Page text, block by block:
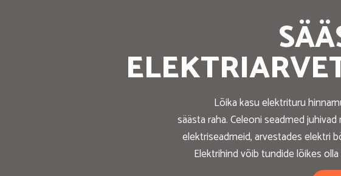
Lõika kasu elektrituru
säästa raha. Celeoni seadmed
elektriseadmeid, arvestades elektri
Elektrihind võib tundide lõikes olla